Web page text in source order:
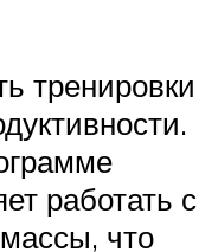
тренировки
работать с
что